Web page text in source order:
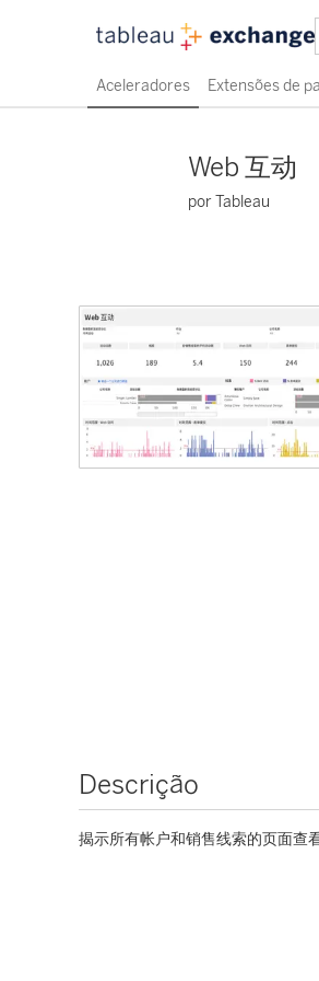
Aceleradores Extensões de
Web 互动
por Tableau
Descrição
揭示所有帐户和销售线索的页面查